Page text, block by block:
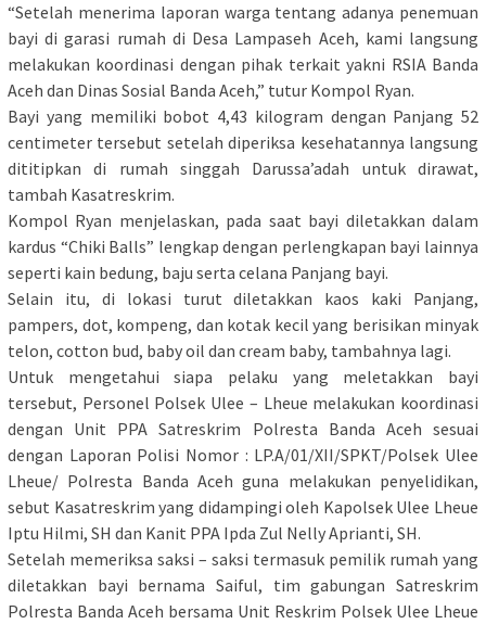
“Setelah menerima laporan warga tentang adanya penemuan
bayi di garasi rumah di Desa Lampaseh Aceh, kami langsung
melakukan koordinasi dengan pihak terkait yakni RSIA Banda
Aceh dan Dinas Sosial Banda Aceh,” tutur Kompol Ryan.
Bayi yang memiliki bobot 4,43 kilogram dengan Panjang 52
centimeter tersebut setelah diperiksa kesehatannya langsung
dititipkan di rumah singgah Darussa’adah untuk dirawat,
tambah Kasatreskrim.
Kompol Ryan menjelaskan, pada saat bayi diletakkan dalam
kardus “Chiki Balls” lengkap dengan perlengkapan bayi lainnya
seperti kain bedung, baju serta celana Panjang bayi.
Selain itu, di lokasi turut diletakkan kaos kaki Panjang,
pampers, dot, kompeng, dan kotak kecil yang berisikan minyak
telon, cotton bud, baby oil dan cream baby, tambahnya lagi.
Untuk mengetahui siapa pelaku yang meletakkan bayi
tersebut, Personel Polsek Ulee – Lheue melakukan koordinasi
dengan Unit PPA Satreskrim Polresta Banda Aceh sesuai
dengan Laporan Polisi Nomor : LP.A/01/XII/SPKT/Polsek Ulee
Lheue/ Polresta Banda Aceh guna melakukan penyelidikan,
sebut Kasatreskrim yang didampingi oleh Kapolsek Ulee Lheue
Iptu Hilmi, SH dan Kanit PPA Ipda Zul Nelly Aprianti, SH.
Setelah memeriksa saksi – saksi termasuk pemilik rumah yang
diletakkan bayi bernama Saiful, tim gabungan Satreskrim
Polresta Banda Aceh bersama Unit Reskrim Polsek Ulee Lheue